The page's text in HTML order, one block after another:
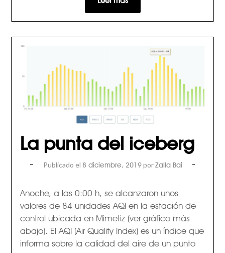
La punta del iceberg
Publicado el 8 diciembre, 2019por Zalla Bai
Anoche, a las 0:00 h, se alcanzaron unos
valores de 84 unidades AQI en la estación de
control ubicada en Mimetiz (ver gráfico más
abajo). El AQI (Air Quality Index) es un índice que
informa sobre la calidad del aire de un punto